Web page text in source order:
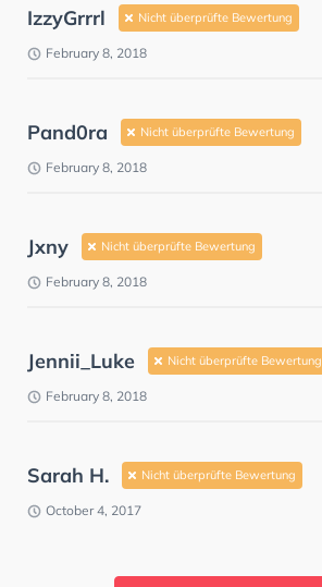
IzzyGrrrl Nicht überprüfte Bewertung
February 8, 2018
Pand0ra Nicht überprüfte Bewertung
February 8, 2018
Jxny Nicht überprüfte Bewertung
February 8, 2018
Jennii_Luke Nicht überprüfte Bewertung
February 8, 2018
Sarah H. Nicht überprüfte Bewertung
October 4, 2017